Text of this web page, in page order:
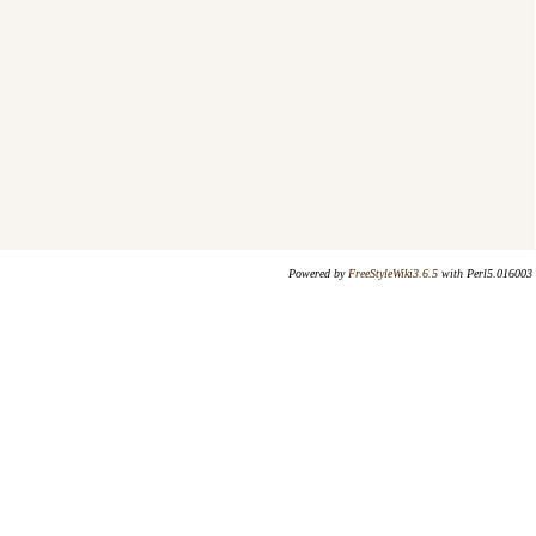
Powered by FreeStyleWiki3.6.5 with Perl5.016003